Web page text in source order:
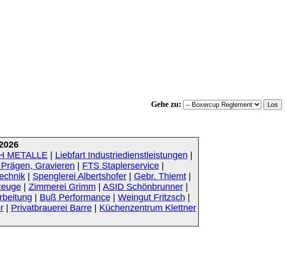
Gehe zu:
METALLE | Liebfart Industriedienstleistungen |
Gravieren | FTS Staplerservice|
| Spenglerei Albertshofer | Gebr. Thiemt |
| Zimmerei Grimm | ASID Schönbrunner|
| Buß Performance| Weingut Fritzsch |
| Privatbrauerei Barre | Küchenzentrum Klettner